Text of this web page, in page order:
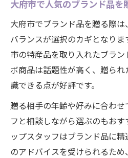
大府市で人気のブランド品を
大府市でブランド品を贈る際
バランスが選択のカギとなり
市の特産品を取り入れたブラ
ボ商品は話題性が高く、贈ら
識できる点が好評です。
贈る相手の年齢や好みに合わ
フと相談しながら選ぶのもお
ップスタッフはブランド品に
のアドバイスを受けられるた